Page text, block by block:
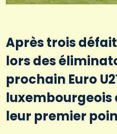
Après trois
lors des
prochain Euro
leur premier